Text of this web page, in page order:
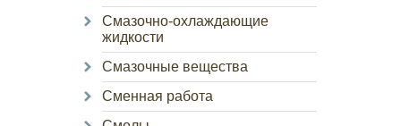
Смазочно-охлаждающие
жидкости
Смазочные вещества
Сменная работа